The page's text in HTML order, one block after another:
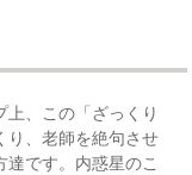
、この「ざっくり
り、老師を絶句させ
達です。内惑星のこ